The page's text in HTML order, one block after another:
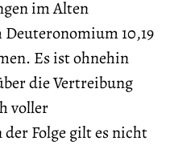
im Alten
10,19
Es ist ohnehin
die Vertreibung
voller
Folge gilt es nicht